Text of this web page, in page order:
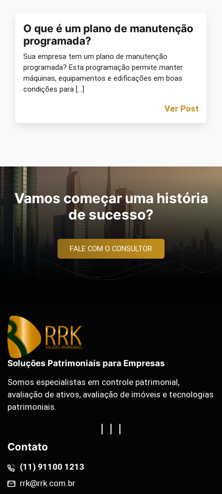
O que é um plano de manutenção
programada?
Sua empresa tem um plano de manutenção
programada? Esta programação permite manter
máquinas, equipamentos e edificações em boas
condições para […]
Ver Post
Vamos começar uma história
de sucesso?
FALE COM O CONSULTOR
Soluções Patrimoniais para Empresas
Somos especialistas em controle patrimonial,
avaliação de ativos, avaliação de imóveis e tecnologias
patrimoniais.
Contato
(11) 91100 1213
rrk@rrk.com.br